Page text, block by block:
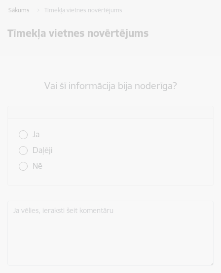
Sākums Tīmekļa vietnes novērtējums
Tīmekļa vietnes novērtējums
Vai šī informācija bija noderīga?
Jā
Daļēji
Nē
Ja vēlies, ieraksti šeit komentāru